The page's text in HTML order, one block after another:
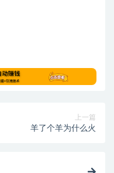
上一篇
羊了个羊为什么火